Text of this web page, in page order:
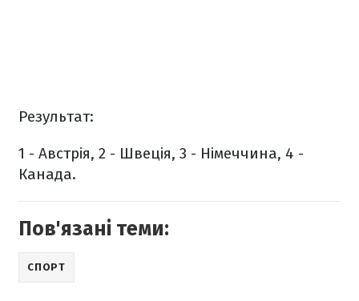
Результат:
1 - Австрія, 2 - Швеція, 3 - Німеччина, 4 -
Канада.
Пов'язані теми:
СПОРТ